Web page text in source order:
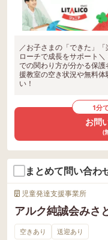
／お子さまの「できた」
ローチで成長をサポート
での関わり方が分かる保
援教室の空き状況や無料
い！
1分
お問
(
まとめて問い合わ
児童発達支援事業所
アルク純誠会みさ
空きあり 送迎あり